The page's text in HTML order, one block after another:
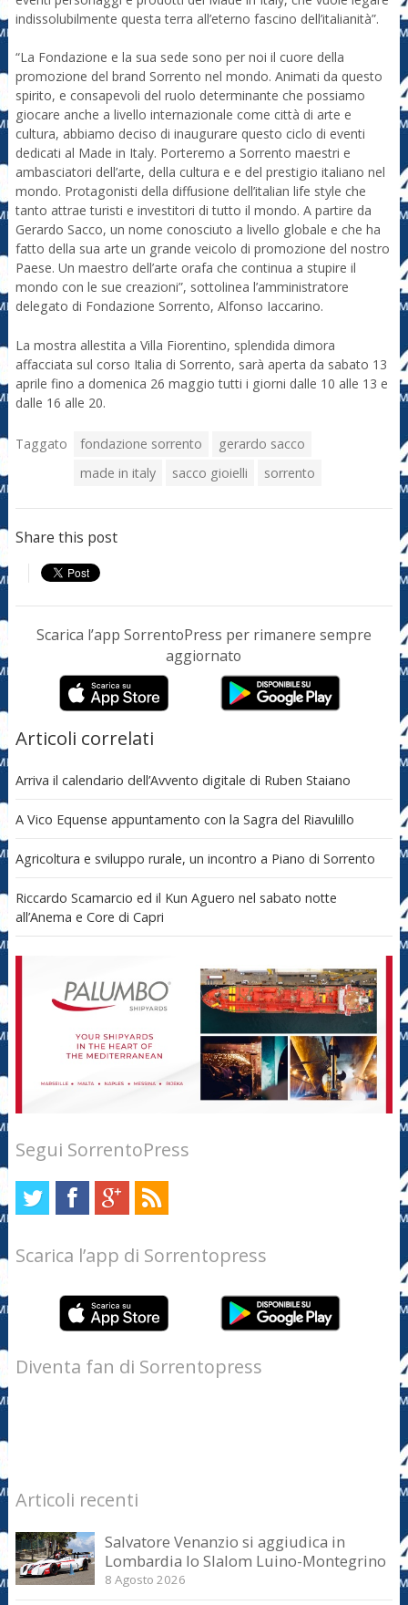
indissolubilmente questa terra all’eterno fascino dell’italianità”.
“La Fondazione e la sua sede sono per noi il cuore della
promozione del brand Sorrento nel mondo. Animati da questo
spirito, e consapevoli del ruolo determinante che possiamo
giocare anche a livello internazionale come città di arte e
cultura, abbiamo deciso di inaugurare questo ciclo di eventi
dedicati al Made in Italy. Porteremo a Sorrento maestri e
ambasciatori dell’arte, della cultura e e del prestigio italiano nel
mondo. Protagonisti della diffusione dell’italian life style che
tanto attrae turisti e investitori di tutto il mondo. A partire da
Gerardo Sacco, un nome conosciuto a livello globale e che ha
fatto della sua arte un grande veicolo di promozione del nostro
Paese. Un maestro dell’arte orafa che continua a stupire il
mondo con le sue creazioni”, sottolinea l’amministratore
delegato di Fondazione Sorrento, Alfonso Iaccarino.
La mostra allestita a Villa Fiorentino, splendida dimora
affacciata sul corso Italia di Sorrento, sarà aperta da sabato 13
aprile fino a domenica 26 maggio tutti i giorni dalle 10 alle 13 e
dalle 16 alle 20.
Taggato fondazione sorrento
gerardo sacco
made in italy
sacco gioielli sorrento
Share this post
Scarica l’app SorrentoPress per rimanere sempre
aggiornato
Articoli correlati
Arriva il calendario dell’Avvento digitale di Ruben Staiano
A Vico Equense appuntamento con la Sagra del Riavulillo
Agricoltura e sviluppo rurale, un incontro a Piano di Sorrento
Riccardo Scamarcio ed il Kun Aguero nel sabato notte
all’Anema e Core di Capri
Segui SorrentoPress
Scarica l’app di Sorrentopress
Diventa fan di Sorrentopress
Articoli recenti
Salvatore Venanzio si aggiudica in
Lombardia lo Slalom Luino-Montegrino
8 Agosto 2026